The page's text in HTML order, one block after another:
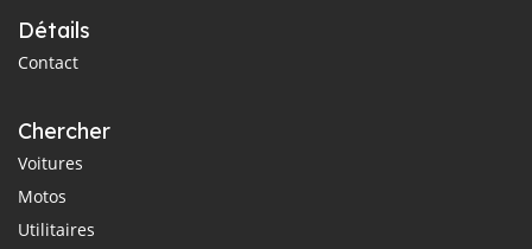
Détails
Contact
Chercher
Voitures
Motos
Utilitaires